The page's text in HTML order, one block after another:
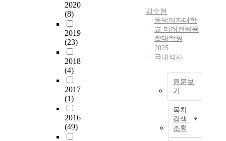
2020
(8)
2019
(23)
2018
(4)
2017
(1)
2016
(49)
김수현
동덕여자대학
교 미래전략융
합대학원
2025
국내석사
원문보
기
목차
검색
조회